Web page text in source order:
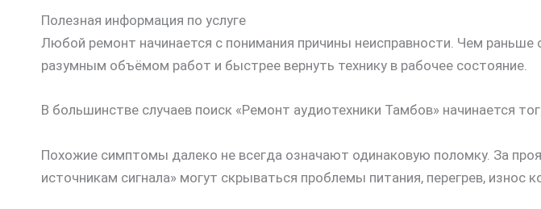
Полезная информация по услуге
Любой ремонт начинается с понимания причины неисправности. Чем раньше
разумным объёмом работ и быстрее вернуть технику в рабочее состояние.
В большинстве случаев поиск «Ремонт аудиотехники Тамбов» начинается
Похожие симптомы далеко не всегда означают одинаковую поломку. За
источникам сигнала» могут скрываться проблемы питания, перегрев,